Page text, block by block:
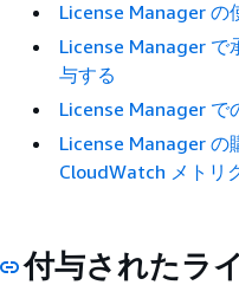
License Manager の
License Manager で
与する
License Manager で
License Manager の
CloudWatch メトリ
付与されたラ